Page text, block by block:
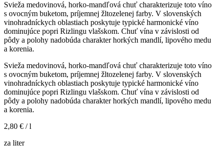
Svieža medovinová, horko-mandľová chuť charakterizuje toto víno
s ovocným buketom, príjemnej žltozelenej farby. V slovenských
vinohradníckych oblastiach poskytuje typické harmonické víno
dominujúce popri Rizlingu vlašskom. Chuť vína v závislosti od
pôdy a polohy nadobúda charakter horkých mandlí, lipového medu
a korenia.
Svieža medovinová, horko-mandľová chuť charakterizuje toto víno
s ovocným buketom, príjemnej žltozelenej farby. V slovenských
vinohradníckych oblastiach poskytuje typické harmonické víno
dominujúce popri Rizlingu vlašskom. Chuť vína v závislosti od
pôdy a polohy nadobúda charakter horkých mandlí, lipového medu
a korenia.
2,80 € / l
za liter